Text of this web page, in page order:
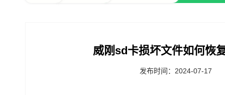
威刚sd卡损坏文件如何恢
发布时间：2024-07-17